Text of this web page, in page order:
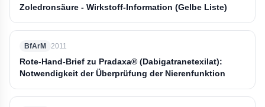
Zoledronsäure - Wirkstoff-Information (Gelbe Liste)
BfArM 2011
Rote-Hand-Brief zu Pradaxa® (Dabigatranetexilat):
Notwendigkeit der Überprüfung der Nierenfunktion